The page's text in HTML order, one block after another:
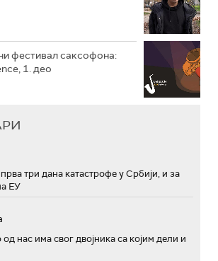
фестивал саксофона:
1. део
три дана катастрофе у Србији, и за
ЕУ
нас има свог двојника са којим дели и